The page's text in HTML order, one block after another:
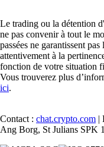
Le trading ou la détention
ne pas convenir à tout le
passées ne garantissent
attentivement à la
fonction de votre situation
Vous trouverez plus
ici.
Contact : chat.crypto.com |
Ang Borg, St Julians SPK